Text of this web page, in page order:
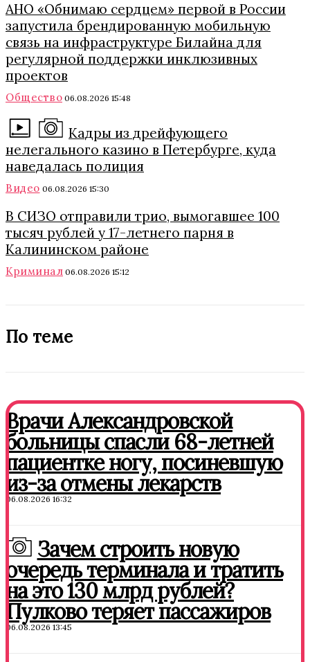
АНО «Обнимаю сердцем» первой в России
запустила брендированную мобильную
связь на инфраструктуре Билайна для
регулярной поддержки инклюзивных
проектов
Общество 06.08.2026 15:48
Кадры из дрейфующего
нелегального казино в Петербурге, куда
наведалась полиция
Видео 06.08.2026 15:30
В СИЗО отправили трио, вымогавшее 100
тысяч рублей у 17-летнего парня в
Калининском районе
Криминал 06.08.2026 15:12
По теме
Врачи Александровской
больницы спасли 68-летней
пациентке ногу, посиневшую
из-за отмены лекарств
06.08.2026 16:32
Зачем строить новую
очередь терминала и тратить
на это 130 млрд рублей?
Пулково теряет пассажиров
06.08.2026 13:45